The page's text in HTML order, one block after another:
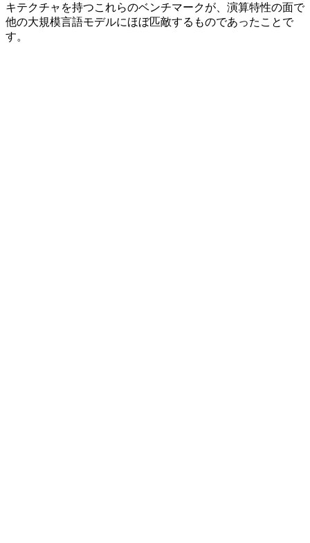
キテクチャを持つこれらのベンチマークが、演算特性の面で
他の大規模言語モデルにほぼ匹敵するものであったことで
す。